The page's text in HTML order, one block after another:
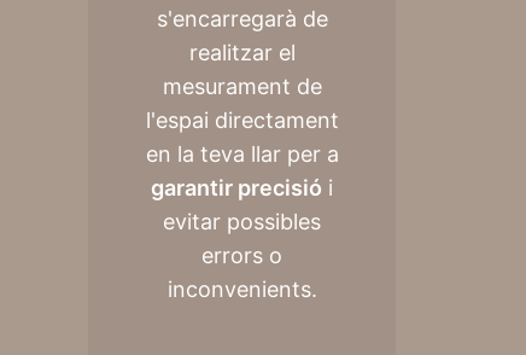
s'encarregarà de
realitzar el
mesurament de
l'espai directament
en la teva llar per a
garantir precisió i
evitar possibles
errors o
inconvenients.